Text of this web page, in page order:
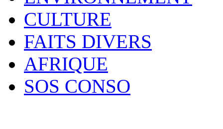
CULTURE
FAITS DIVERS
AFRIQUE
SOS CONSO